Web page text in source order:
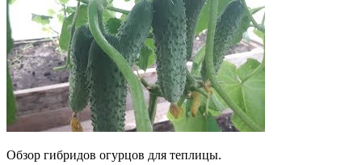
Обзор гибридов огурцов для теплицы.